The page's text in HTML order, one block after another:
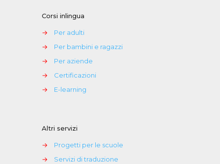
Corsi inlingua
→
Per adulti
→
Per bambini e ragazzi
→
Per aziende
→
Certificazioni
→
E-learning
Altri servizi
→
Progetti per le scuole
→
Servizi di traduzione